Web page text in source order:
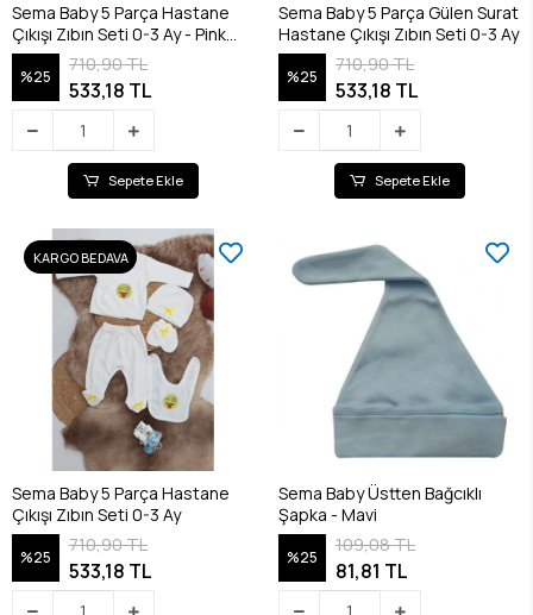
Sema Baby 5 Parça Hastane
Çıkışı Zıbın Seti 0-3 Ay - Pink
Butterfly
%25
710,90 TL
533,18 TL
Sepete Ekle
Sema Baby 5 Parça Gülen Surat
Hastane Çıkışı Zıbın Seti 0-3 Ay
%25
710,90 TL
533,18 TL
Sepete Ekle
KARGO BEDAVA
Sema Baby 5 Parça Hastane
Çıkışı Zıbın Seti 0-3 Ay
%25
710,90 TL
533,18 TL
Sema Baby Üstten Bağcıklı
Şapka - Mavi
%25
109,08 TL
81,81 TL